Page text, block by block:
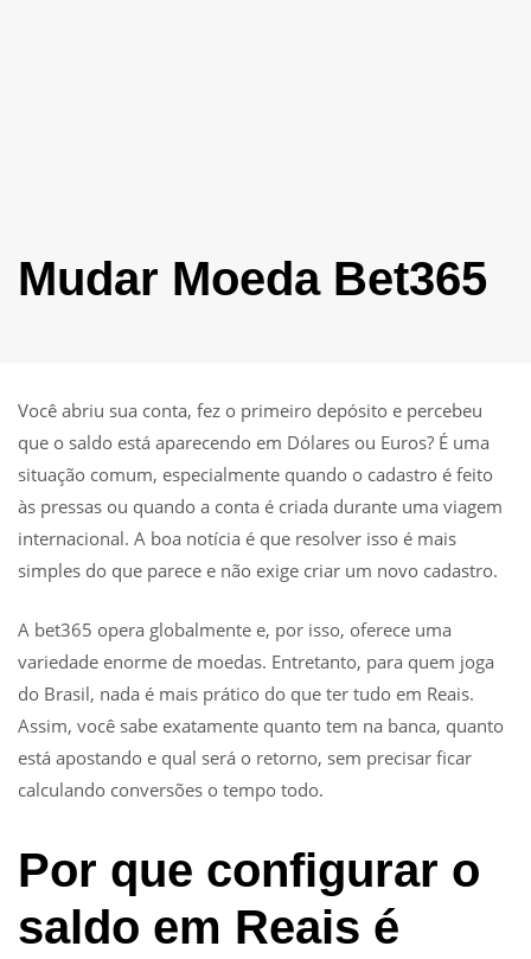
Mudar Moeda Bet365
Você abriu sua conta, fez o primeiro depósito e percebeu
que o saldo está aparecendo em Dólares ou Euros? É uma
situação comum, especialmente quando o cadastro é feito
às pressas ou quando a conta é criada durante uma viagem
internacional. A boa notícia é que resolver isso é mais
simples do que parece e não exige criar um novo cadastro.
A bet365 opera globalmente e, por isso, oferece uma
variedade enorme de moedas. Entretanto, para quem joga
do Brasil, nada é mais prático do que ter tudo em Reais.
Assim, você sabe exatamente quanto tem na banca, quanto
está apostando e qual será o retorno, sem precisar ficar
calculando conversões o tempo todo.
Por que configurar o
saldo em Reais é